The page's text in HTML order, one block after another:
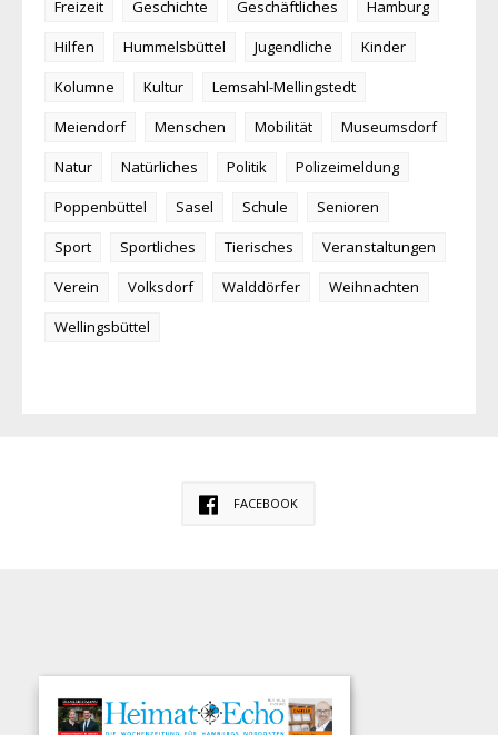
Freizeit
Geschichte Geschäftliches
Hamburg
Hilfen
Hummelsbüttel Jugendliche
Kinder
Kolumne
Kultur
Lemsahl-Mellingstedt
Meiendorf
Menschen Mobilität
Museumsdorf
Natur
Natürliches Politik
Polizeimeldung
Poppenbüttel
Sasel Schule
Senioren
Sport
Sportliches Tierisches
Veranstaltungen
Verein
Volksdorf Walddörfer
Weihnachten
Wellingsbüttel
FACEBOOK